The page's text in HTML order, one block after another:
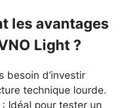
les avantages
Light ?
besoin d’investir
technique lourde.
: Idéal pour tester un